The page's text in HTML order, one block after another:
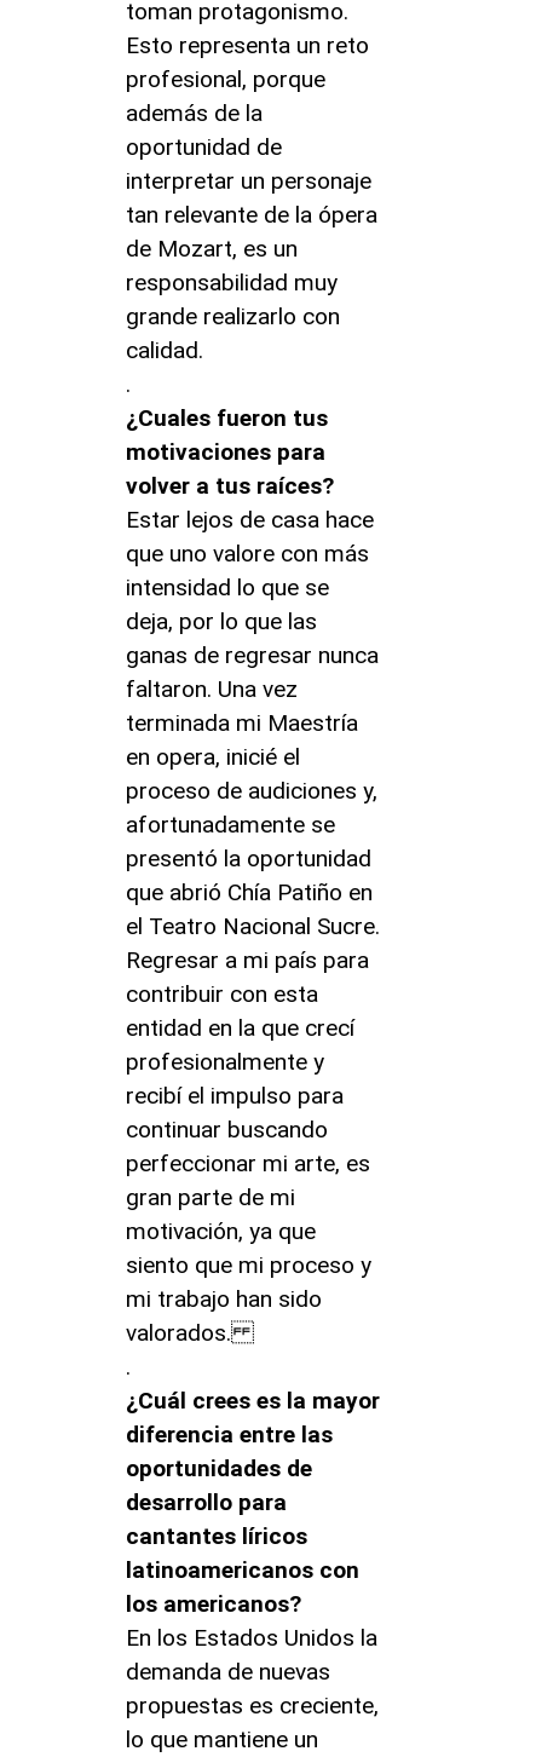
toman protagonismo.
Esto representa un reto
profesional, porque
además de la
oportunidad de
interpretar un personaje
tan relevante de la ópera
de Mozart, es un
responsabilidad muy
grande realizarlo con
calidad.
.
¿Cuales fueron tus
motivaciones para
volver a tus raíces?
Estar lejos de casa hace
que uno valore con más
intensidad lo que se
deja, por lo que las
ganas de regresar nunca
faltaron. Una vez
terminada mi Maestría
en opera, inicié el
proceso de audiciones y,
afortunadamente se
presentó la oportunidad
que abrió Chía Patiño en
el Teatro Nacional Sucre.
Regresar a mi país para
contribuir con esta
entidad en la que crecí
profesionalmente y
recibí el impulso para
continuar buscando
perfeccionar mi arte, es
gran parte de mi
motivación, ya que
siento que mi proceso y
mi trabajo han sido
valorados.
.
¿Cuál crees es la mayor
diferencia entre las
oportunidades de
desarrollo para
cantantes líricos
latinoamericanos con
los americanos?
En los Estados Unidos la
demanda de nuevas
propuestas es creciente,
lo que mantiene un